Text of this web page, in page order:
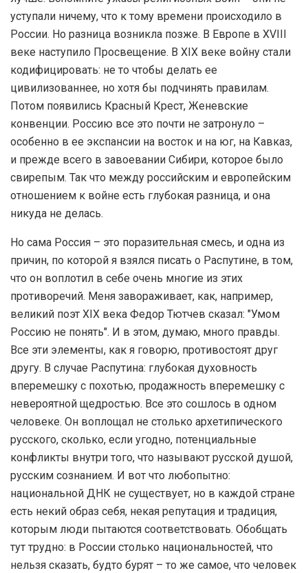
уступали ничему, что к тому времени происходило в
России. Но разница возникла позже. В Европе в XVIII
веке наступило Просвещение. В XIX веке войну стали
кодифицировать: не то чтобы делать ее
цивилизованнее, но хотя бы подчинять правилам.
Потом появились Красный Крест, Женевские
конвенции. Россию все это почти не затронуло –
особенно в ее экспансии на восток и на юг, на Кавказ,
и прежде всего в завоевании Сибири, которое было
свирепым. Так что между российским и европейским
отношением к войне есть глубокая разница, и она
никуда не делась.
Но сама Россия – это поразительная смесь, и одна из
причин, по которой я взялся писать о Распутине, в том,
что он воплотил в себе очень многие из этих
противоречий. Меня завораживает, как, например,
великий поэт XIX века Федор Тютчев сказал: "Умом
Россию не понять". И в этом, думаю, много правды.
Все эти элементы, как я говорю, противостоят друг
другу. В случае Распутина: глубокая духовность
вперемешку с похотью, продажность вперемешку с
невероятной щедростью. Все это сошлось в одном
человеке. Он воплощал не столько архетипического
русского, сколько, если угодно, потенциальные
конфликты внутри того, что называют русской душой,
русским сознанием. И вот что любопытно:
национальной ДНК не существует, но в каждой стране
есть некий образ себя, некая репутация и традиция,
которым люди пытаются соответствовать. Обобщать
тут трудно: в России столько национальностей, что
нельзя сказать, будто бурят – то же самое, что человек